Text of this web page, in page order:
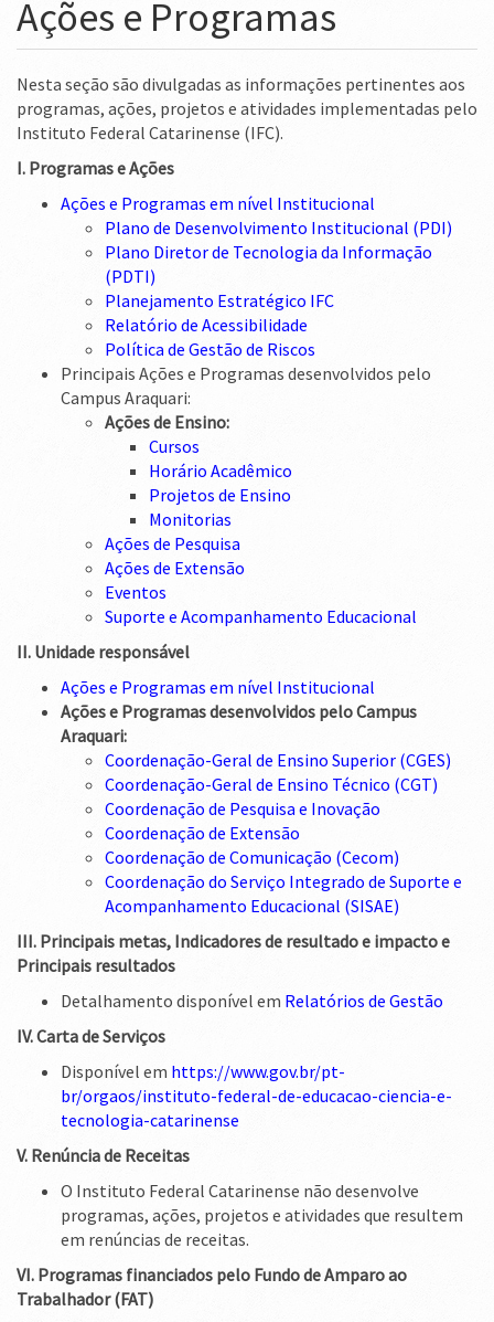
Ministério da Ciência, Tecnologia, Inovações e Comunicações
Ministério da Mulher, da Família e dos Direitos Humanos
Advocacia-Geral da União
Ações e Programas
Nesta seção são divulgadas as informações pertinentes aos
programas, ações, projetos e atividades implementadas pelo
Instituto Federal Catarinense (IFC).
I. Programas e Ações
Ações e Programas em nível Institucional
Plano de Desenvolvimento Institucional (PDI)
Plano Diretor de Tecnologia da Informação
(PDTI)
Planejamento Estratégico IFC
Relatório de Acessibilidade
Política de Gestão de Riscos
Principais Ações e Programas desenvolvidos pelo
Campus Araquari:
Ações de Ensino:
Cursos
Horário Acadêmico
Projetos de Ensino
Monitorias
Ações de Pesquisa
Ações de Extensão
Eventos
Suporte e Acompanhamento Educacional
II. Unidade responsável
Ações e Programas em nível Institucional
Ações e Programas desenvolvidos pelo Campus
Araquari:
Coordenação-Geral de Ensino Superior (CGES)
Coordenação-Geral de Ensino Técnico (CGT)
Coordenação de Pesquisa e Inovação
Coordenação de Extensão
Coordenação de Comunicação (Cecom)
Coordenação do Serviço Integrado de Suporte e
Acompanhamento Educacional (SISAE)
III. Principais metas, Indicadores de resultado e impacto e
Principais resultados
Detalhamento disponível em Relatórios de Gestão
IV. Carta de Serviços
Disponível em https://www.gov.br/pt-
br/orgaos/instituto-federal-de-educacao-ciencia-e-
tecnologia-catarinense
V. Renúncia de Receitas
O Instituto Federal Catarinense não desenvolve
programas, ações, projetos e atividades que resultem
em renúncias de receitas.
VI. Programas financiados pelo Fundo de Amparo ao
Trabalhador (FAT)